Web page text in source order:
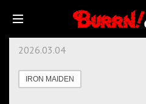
2026.03.04
IRON MAIDEN